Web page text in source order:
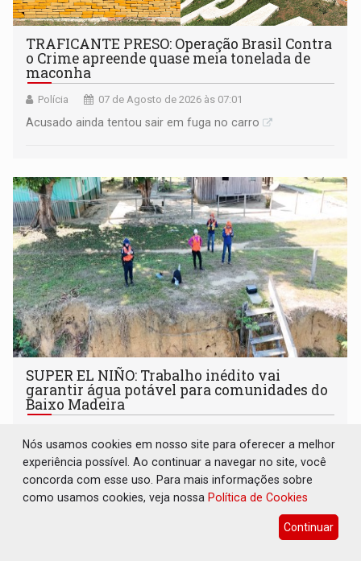
TRAFICANTE PRESO: Operação Brasil Contra
o Crime apreende quase meia tonelada de
maconha
Polícia 07 de Agosto de 2026 às 07:01
Acusado ainda tentou sair em fuga no carro
SUPER EL NIÑO: Trabalho inédito vai
garantir água potável para comunidades do
Baixo Madeira
Um levantamento está sendo realizado nessa região
Nós usamos cookies em nosso site para oferecer a melhor
experiência possível. Ao continuar a navegar no site, você
concorda com esse uso. Para mais informações sobre
como usamos cookies, veja nossa Política de Cookies
Continuar